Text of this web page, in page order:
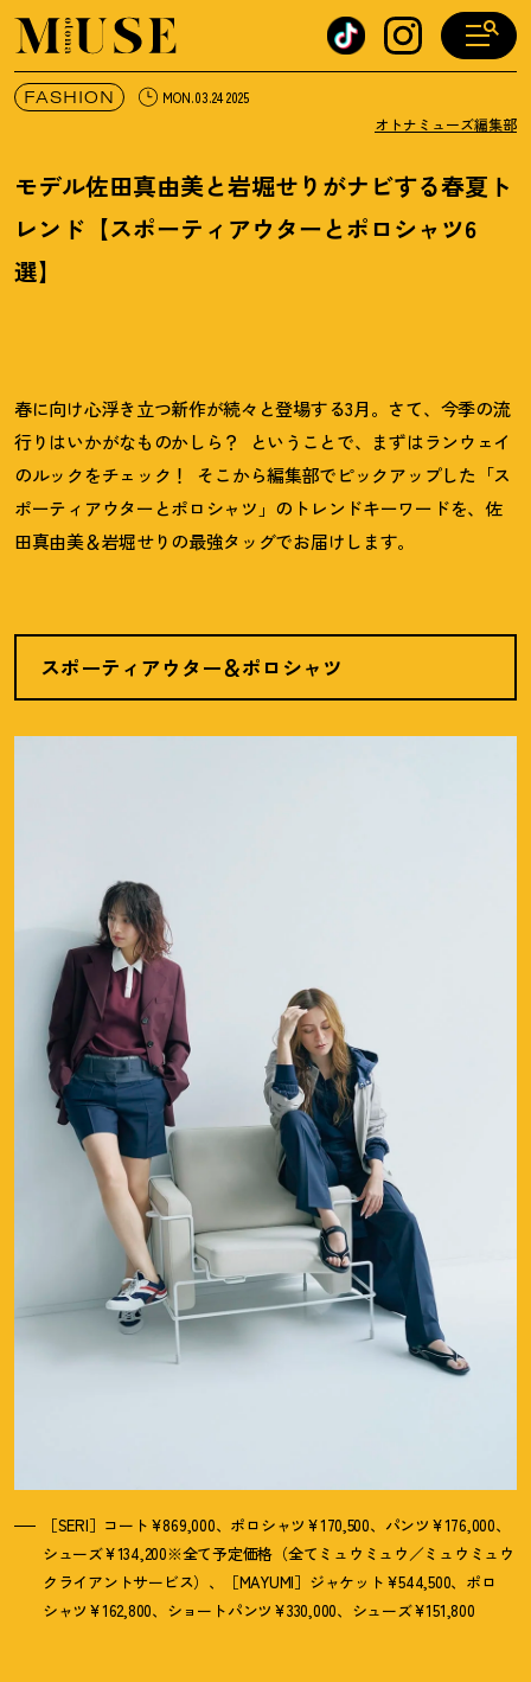
オトナミューズ ウェブ
FASHION MON.03.24 2025
オトナミューズ編集部
モデル佐田真由美と岩堀せりがナビする春夏ト
レンド【スポーティアウターとポロシャツ6
選】
春に向け心浮き立つ新作が続々と登場する3月。さて、今季の流
行りはいかがなものかしら ？
ということで、まずはランウェイ
のルックをチェック ！
そこから編集部でピックアップした「ス
ポーティアウターとポロシャツ」のトレンドキーワードを、佐
田真由美＆岩堀せりの最強タッグでお届けします。
スポーティアウター＆ポロシャツ
［SERI］コート¥869,000、ポロシャツ¥170,500、パンツ¥176,000、
シューズ¥134,200※全て予定価格（全てミュウミュウ／ミュウミュウ
クライアントサービス）、［MAYUMI］ジャケット¥544,500、ポロ
シャツ¥162,800、ショートパンツ¥330,000、シューズ¥151,800